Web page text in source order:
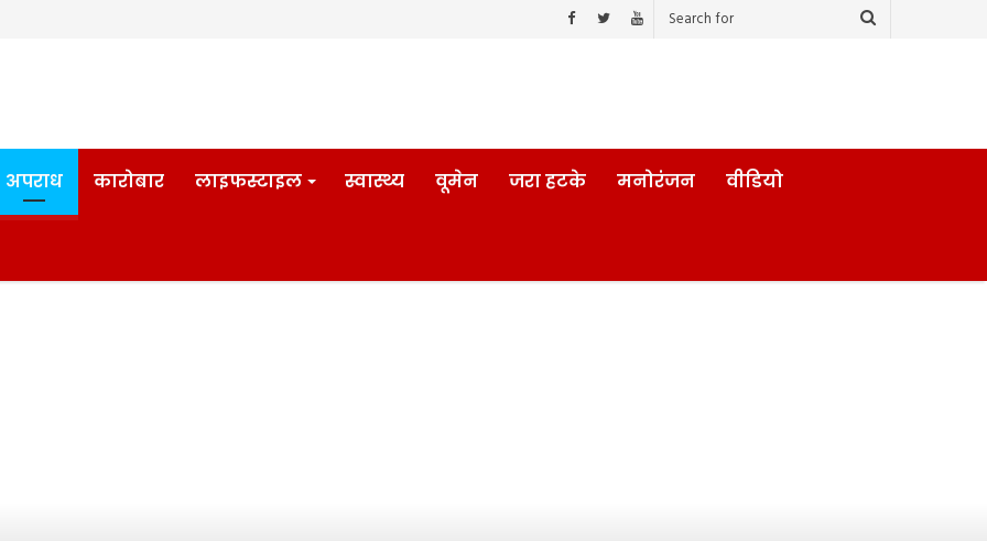
अपराध कारोबार लाइफस्टाइल स्वास्थ्य वूमेन जरा हटके मनोरंजन वीडियो